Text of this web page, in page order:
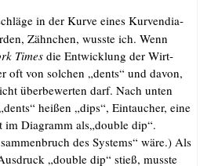
in der Kur­ve eines Kur­ven­dia­
Zähn­chen, wuss­te ich. Wenn
Timesdie Ent­wick­lung der Wirt­
oft von sol­chen „dents“ und davon,
über­be­wer­ten darf. Nach unten
hei­ßen „dips“, Ein­tau­cher, eine
im Dia­gramm als„double dip“.
des Sys­tems“ wäre.) Als
„dou­ble dip“ stieß, muss­te